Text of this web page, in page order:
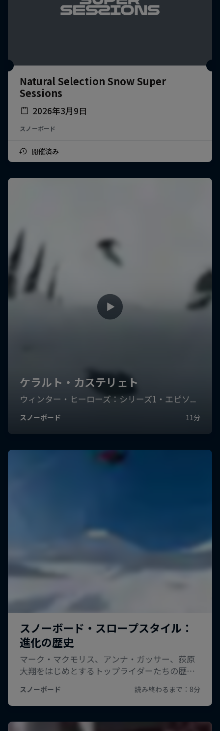
Natural Selection Snow Super
Sessions
2026年3月9日
スノーボード
開催済み